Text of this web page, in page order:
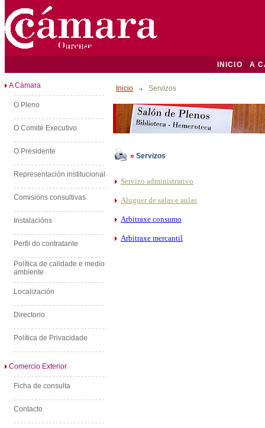
INICIO A
A Cámara
O Pleno
O Comité Executivo
O Presidente
Representación institucional
Comisións consultivas
Instalacións
Perfil do contratante
Política de calidade e medio
ambiente
Localización
Directorio
Política de Privacidade
Comercio Exterior
Ficha de consulta
Contacto
Inicio Servizos
» Servizos
Servizo administrativo
Aluguer de salas e aulas
Arbitraxe consumo
Arbitraxe mercantil